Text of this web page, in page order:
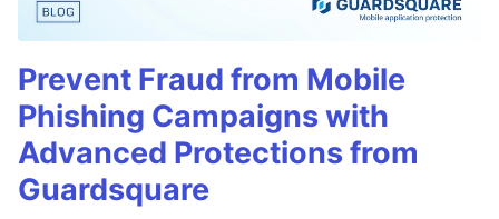
Prevent Fraud from Mobile
Phishing Campaigns with
Advanced Protections from
Guardsquare